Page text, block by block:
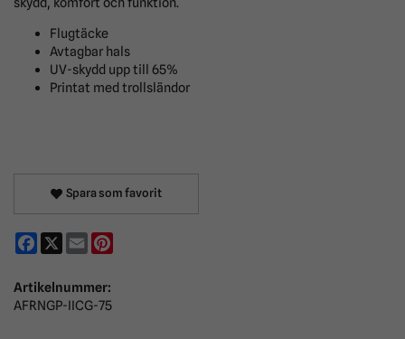
Flugtäcke
Avtagbar hals
UV-skydd upp till 65%
Printat med trollsländor
Spara som favorit
Facebook
X Email
Artikelnummer:
AFRNGP-IICG-75